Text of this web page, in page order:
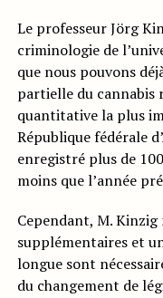
Le professeur Jörg
criminologie de
que nous pouvons
partielle du cannabis
quantitative la plus
République fédérale
enregistré plus de
moins que l’année
Cependant, M. Kinzig
supplémentaires et
longue sont
du changement de